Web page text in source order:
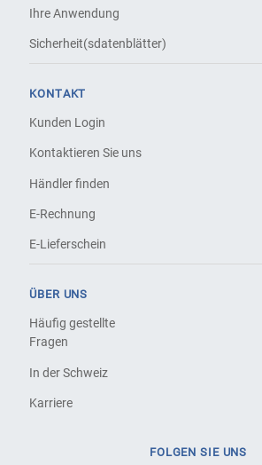
Ihre Anwendung
Sicherheit(sdatenblätter)
KONTAKT
Kunden Login
Kontaktieren Sie uns
Händler finden
E-Rechnung
E-Lieferschein
ÜBER UNS
Häufig gestellte
Fragen
In der Schweiz
Karriere
FOLGEN SIE UNS